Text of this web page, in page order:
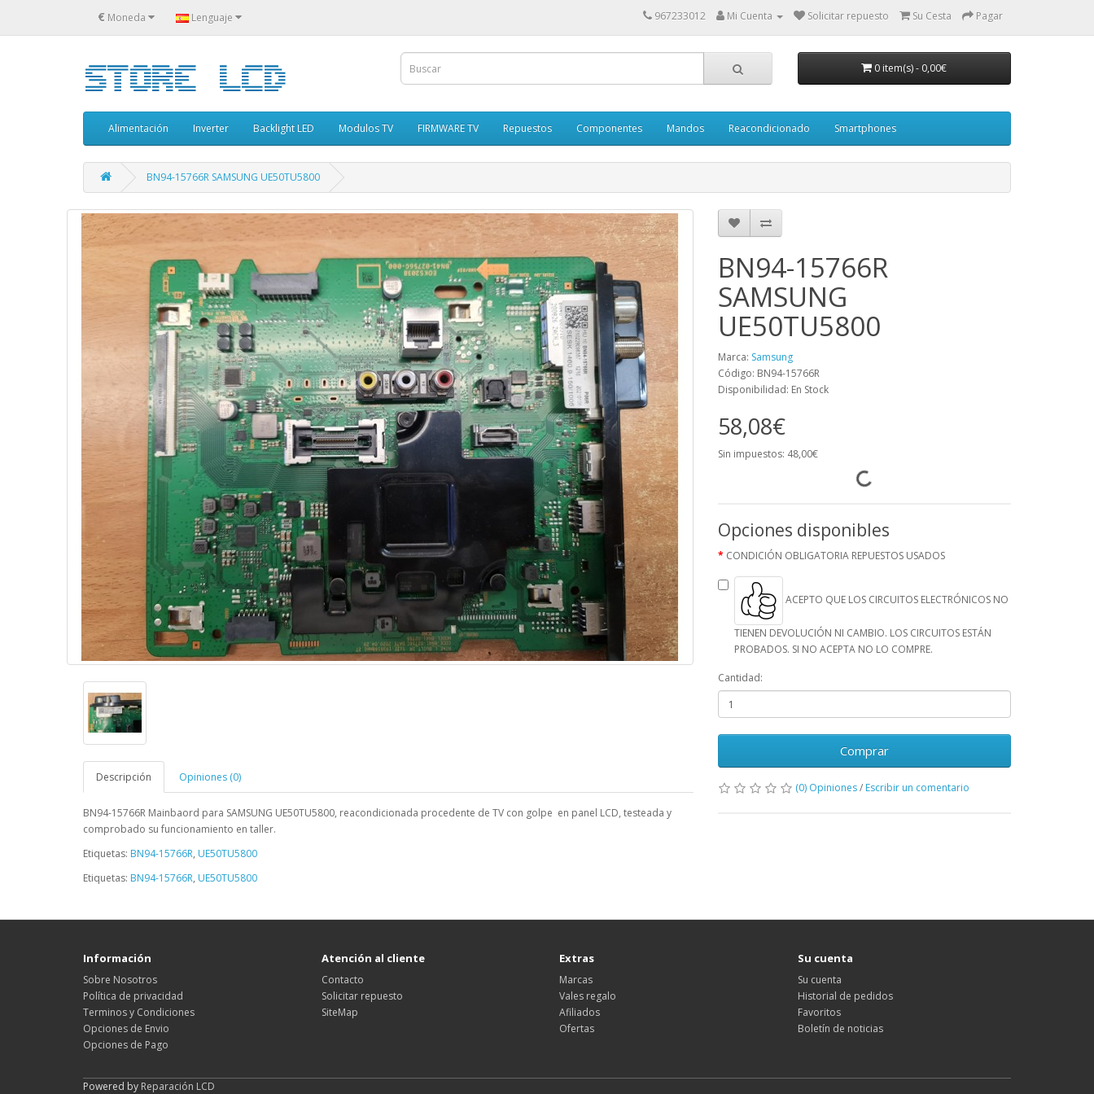
€ Moneda Lenguaje 967233012 Mi Cuenta Solicitar repuesto Su Cesta Pagar
0 item(s)- 0,00€
Alimentación Inverter Backlight LED Modulos TV FIRMWARE TV Repuestos Componentes Mandos Reacondicionado Smartphones
BN94-15766R SAMSUNG UE50TU5800
Descripción Opiniones (0)
BN94-15766R Mainbaord para SAMSUNG UE50TU5800, reacondicionada procedente de TV con golpe en panel LCD, testeada y
comprobado su funcionamiento en taller.
BN94-15766R
SAMSUNG
UE50TU5800
Marca: Samsung
Código: BN94-15766R
Disponibilidad: En Stock
58,08€
Sin impuestos: 48,00€
Opciones disponibles
CONDICIÓN OBLIGATORIA REPUESTOS USADOS
ACEPTO QUE LOS CIRCUITOS ELECTRÓNICOS NO
TIENEN DEVOLUCIÓN NI CAMBIO. LOS CIRCUITOS ESTÁN
PROBADOS. SI NO ACEPTA NO LO COMPRE.
Cantidad:
Comprar
(0) Opiniones/ Escribir un comentario
Etiquetas: BN94-15766R, UE50TU5800
Etiquetas: BN94-15766R, UE50TU5800
Información
Sobre Nosotros
Política de privacidad
Terminos y Condiciones
Opciones de Envio
Opciones de Pago
Atención al cliente
Contacto
Solicitar repuesto
SiteMap
Extras
Marcas
Vales regalo
Afiliados
Ofertas
Su cuenta
Su cuenta
Historial de pedidos
Favoritos
Boletín de noticias
Powered by Reparación LCD